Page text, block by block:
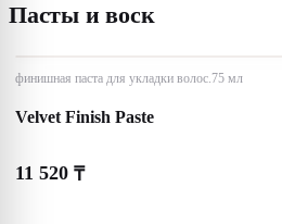
Пасты и воск
финишная паста для укладки волос.75 мл
Velvet Finish Paste
11 520 ₸